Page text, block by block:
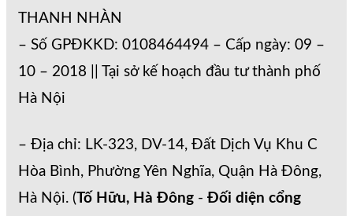
THANH NHÀN
– Số GPĐKKD: 0108464494 – Cấp ngày: 09 –
10 – 2018 || Tại sở kế hoạch đầu tư thành phố
Hà Nội
– Địa chỉ: LK-323, DV-14, Đất Dịch Vụ Khu C
Hòa Bình, Phường Yên Nghĩa, Quận Hà Đông,
Hà Nội. (Tố Hữu, Hà Đông - Đối diện cổng